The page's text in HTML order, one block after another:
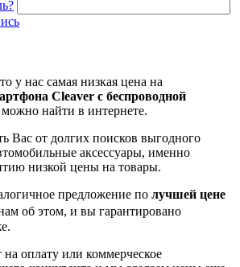
у нас самая низкая цена на
Cleaver с беспроводной
найти в интернете.
Вас от долгих поисков выгодного
аксессуары, именно
низкой цены на товары.
предложение по лучшей цене
об этом, и вы гарантировано
на оплату или коммерческое